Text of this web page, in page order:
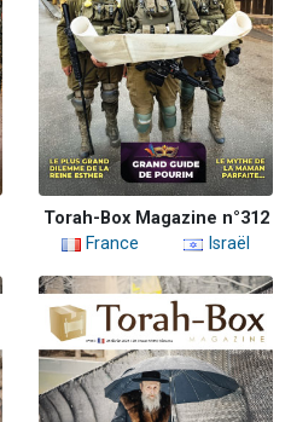
Torah-Box Magazine n°312
France
Israël